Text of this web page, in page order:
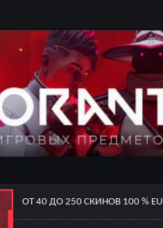
ОТ 40 ДО 250 СКИНОВ 100 % EU